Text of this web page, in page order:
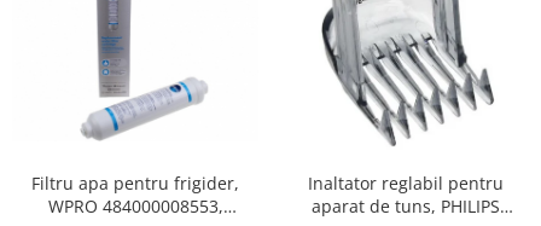
Consumabile sanitare
Cosmetice si produse ingrijire
personala
Igiena dentara
Jucarii, Copii & Bebe
Camera copilului
Hrana bebelusi
Filtru apa pentru frigider,
WPRO 484000008553,
Inaltator reglabil pentru
aparat de tuns, PHILIPS